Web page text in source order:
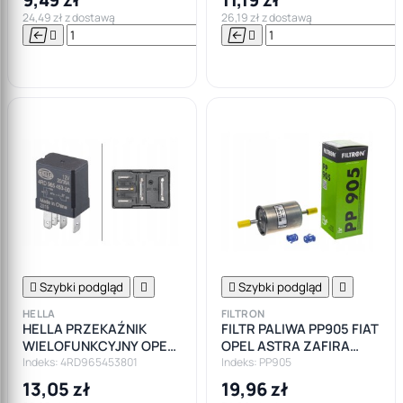
24,49 zł z dostawą
  

26,19 zł z dostawą
 
 Szybki podgląd 
HELLA
HELLA PRZEKAŹNIK
WIELOFUNKCYJNY OPEL
BMW SUBARU
MERCEDES
Indeks: 4RD965453801
13,05 zł
 Szybki podgląd 
FILTRON
FILTR PALIWA PP905 FIAT
OPEL ASTRA ZAFIRA
CORSA VECTRA SAAB
SEAT SKODA VW
Indeks: PP905
19,96 zł